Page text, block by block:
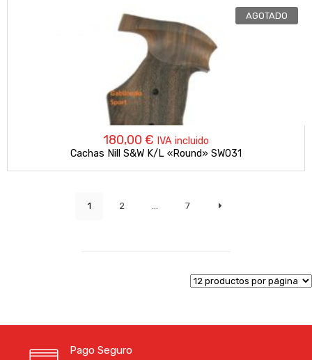
AGOTADO
180,00 € IVA incluido
Cachas Nill S&W K/L «Round» SW031
1 2 … 7
Pago Seguro